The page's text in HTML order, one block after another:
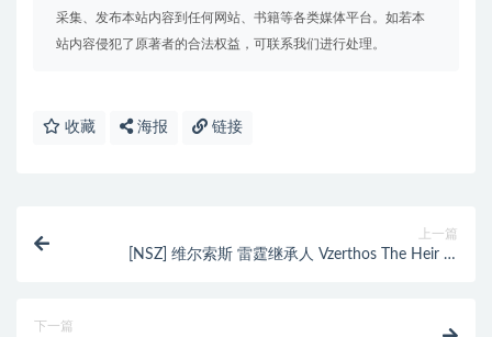
采集、发布本站内容到任何网站、书籍等各类媒体平台。如若本
站内容侵犯了原著者的合法权益，可联系我们进行处理。
收藏 海报 链接
上一篇
[NSZ] 维尔索斯 雷霆继承人 Vzerthos The Heir of
下一篇